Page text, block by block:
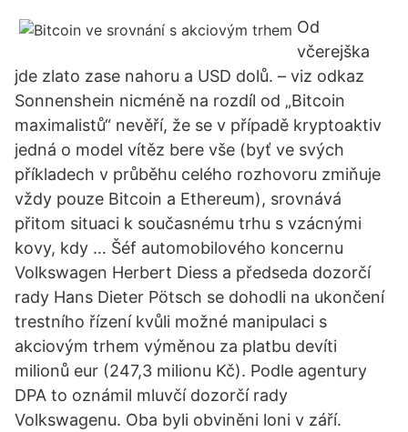
Od
včerejška
jde zlato zase nahoru a USD dolů. – viz odkaz
Sonnenshein nicméně na rozdíl od „Bitcoin
maximalistů“ nevěří, že se v případě kryptoaktiv
jedná o model vítěz bere vše (byť ve svých
příkladech v průběhu celého rozhovoru zmiňuje
vždy pouze Bitcoin a Ethereum), srovnává
přitom situaci k současnému trhu s vzácnými
kovy, kdy … Šéf automobilového koncernu
Volkswagen Herbert Diess a předseda dozorčí
rady Hans Dieter Pötsch se dohodli na ukončení
trestního řízení kvůli možné manipulaci s
akciovým trhem výměnou za platbu devíti
milionů eur (247,3 milionu Kč). Podle agentury
DPA to oznámil mluvčí dozorčí rady
Volkswagenu. Oba byli obviněni loni v září.